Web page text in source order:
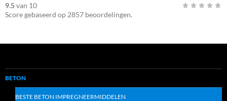
9.5van 10
Score gebaseerd op 2857 beoordelingen.
BETON
BESTE BETON IMPREGNEERMIDDELEN